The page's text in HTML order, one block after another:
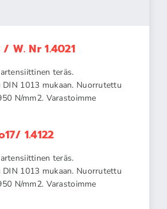
W. Nr 1.4021
teräs.
DIN 1013 mukaan. Nuorrutettu
N/mm2. Varastoimme
1.4122
teräs.
DIN 1013 mukaan. Nuorrutettu
N/mm2. Varastoimme